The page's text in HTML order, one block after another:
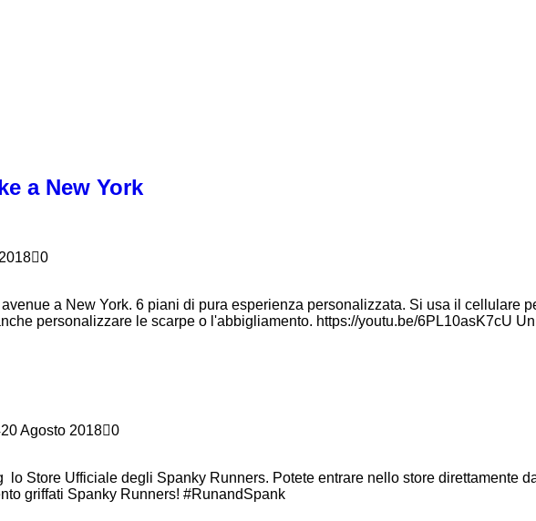
a New York
0
a New York. 6 piani di pura esperienza personalizzata. Si usa il cellulare
personalizzare le scarpe o l'abbigliamento. https://youtu.be/6PL10asK7cU
20 Agosto 2018 0
Store Ufficiale degli Spanky Runners. Potete entrare nello store direttamente
griffati Spanky Runners! #RunandSpank